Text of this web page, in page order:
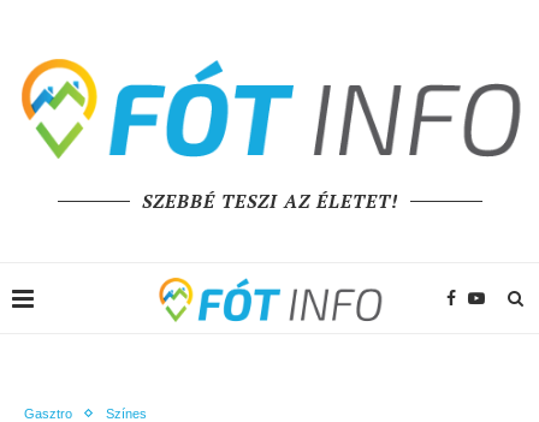
SZEBBÉ TESZI AZ ÉLETET!
Gasztro Színes